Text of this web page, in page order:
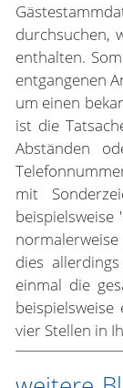
durchsuchen,
enthalten.
entgangenen
um einen
ist die
Abständen
mit
dies
einmal die
vier Stellen in